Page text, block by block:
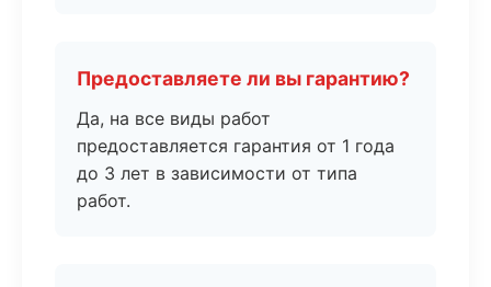
Предоставляете ли вы гарантию?
Да, на все виды работ
предоставляется гарантия от 1 года
до 3 лет в зависимости от типа
работ.